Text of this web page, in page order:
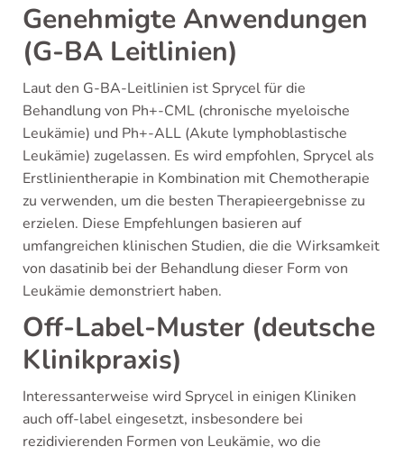
Genehmigte Anwendungen
(G-BA Leitlinien)
Laut den G-BA-Leitlinien ist Sprycel für die
Behandlung von Ph+-CML (chronische myeloische
Leukämie) und Ph+-ALL (Akute lymphoblastische
Leukämie) zugelassen. Es wird empfohlen, Sprycel als
Erstlinientherapie in Kombination mit Chemotherapie
zu verwenden, um die besten Therapieergebnisse zu
erzielen. Diese Empfehlungen basieren auf
umfangreichen klinischen Studien, die die Wirksamkeit
von dasatinib bei der Behandlung dieser Form von
Leukämie demonstriert haben.
Off-Label-Muster (deutsche
Klinikpraxis)
Interessanterweise wird Sprycel in einigen Kliniken
auch off-label eingesetzt, insbesondere bei
rezidivierenden Formen von Leukämie, wo die